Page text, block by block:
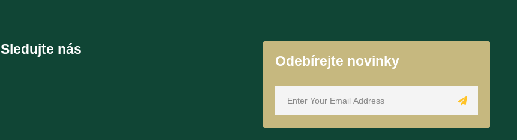
Sledujte nás
Odebírejte novinky